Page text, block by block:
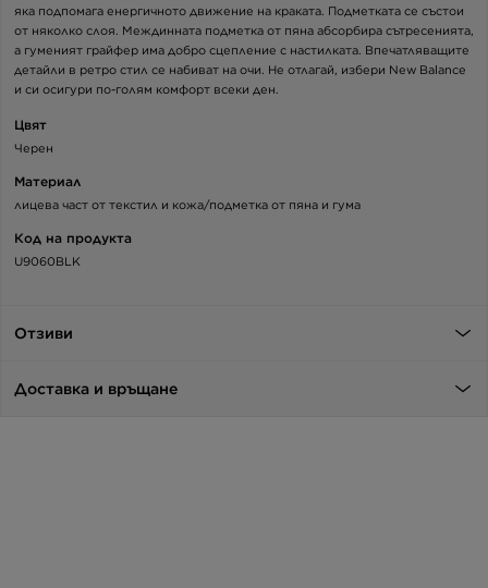
яка подпомага енергичното движение на краката. Подметката се състои
от няколко слоя. Междинната подметка от пяна абсорбира сътресенията,
а гуменият грайфер има добро сцепление с настилката. Впечатляващите
детайли в ретро стил се набиват на очи. Не отлагай, избери New Balance
и си осигури по-голям комфорт всеки ден.
Цвят
Черен
Материал
лицева част от текстил и кожа/подметка от пяна и гума
Код на продукта
U9060BLK
Отзиви
Доставка и връщане